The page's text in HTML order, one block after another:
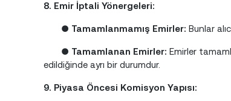
8. Emir İptali Yönergeleri:
● Tamamlanmamış Emirler: Bunlar
● Tamamlanan Emirler: Emirler
edildiğinde ayrı bir durumdur.
9. Piyasa Öncesi Komisyon Yapısı: